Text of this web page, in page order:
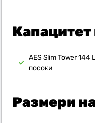
AES Slim Tower 144
посоки
Размери